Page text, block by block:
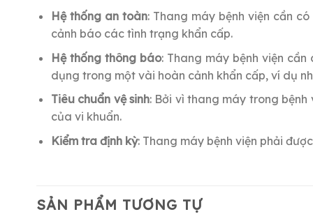
Hệ thống an toàn: Thang máy bệnh viện cần
cảnh báo các tình trạng khẩn cấp.
Hệ thống thông báo: Thang máy bệnh viện
dụng trong một vài hoàn cảnh khẩn cấp, ví dụ
Tiêu chuẩn vệ sinh: Bởi vì thang máy trong
của vi khuẩn.
Kiểm tra định kỳ: Thang máy bệnh viện phải
SẢN PHẨM TƯƠNG TỰ